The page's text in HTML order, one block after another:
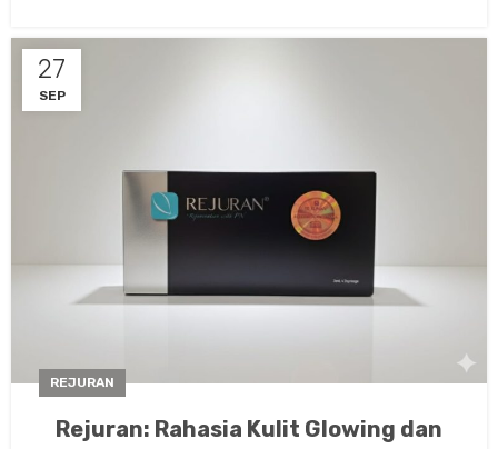
27
SEP
REJURAN
Rejuran: Rahasia Kulit Glowing dan